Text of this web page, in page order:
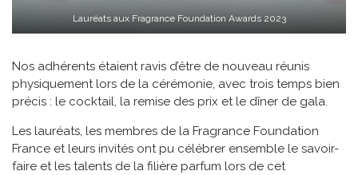
Lauréats aux Fragrance Foundation Awards 2023
Nos adhérents étaient ravis d’être de nouveau réunis
physiquement lors de la cérémonie, avec trois temps bien
précis : le cocktail, la remise des prix et le dîner de gala.
Les lauréats, les membres de la Fragrance Foundation
France et leurs invités ont pu célébrer ensemble le savoir-
faire et les talents de la filière parfum lors de cet